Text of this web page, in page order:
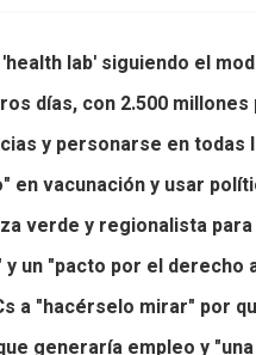
lab' siguiendo el
días, con 2.500
y personarse en
en vacunación y usar
verde y regionalista
un "pacto por el derecho
a "hacérselo mirar" por
generaría empleo y